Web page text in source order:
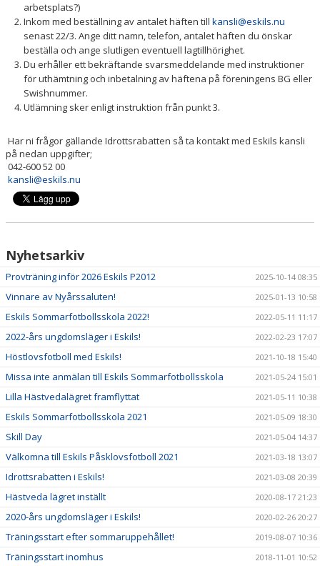
arbetsplats?)
Inkom med beställning av antalet häften till kansli@eskils.nu
senast 22/3. Ange ditt namn, telefon, antalet häften du önskar
beställa och ange slutligen eventuell lagtillhörighet.
Du erhåller ett bekräftande svarsmeddelande med instruktioner
för uthämtning och inbetalning av häftena på föreningens BG eller
Swishnummer.
Utlämning sker enligt instruktion från punkt 3.
Har ni frågor gällande Idrottsrabatten så ta kontakt med Eskils kansli
på nedan uppgifter;
042-600 52 00
kansli@eskils.nu
Nyhetsarkiv
Provträning inför 2026 Eskils P2012 2025-10-14 08:35
Vinnare av Nyårssaluten! 2025-01-13 10:58
Eskils Sommarfotbollsskola 2022! 2022-05-11 11:17
2022-års ungdomsläger i Eskils! 2022-02-23 17:07
Höstlovsfotboll med Eskils! 2021-10-18 15:40
Missa inte anmälan till Eskils Sommarfotbollsskola 2021-05-24 15:01
Lilla Hästvedalägret framflyttat 2021-05-11 10:38
Eskils Sommarfotbollsskola 2021 2021-05-09 18:30
Skill Day 2021-05-04 14:37
Välkomna till Eskils Påsklovsfotboll 2021 2021-03-18 13:07
Idrottsrabatten i Eskils! 2021-03-08 20:39
Hästveda lägret inställt 2020-08-17 21:23
2020-års ungdomsläger i Eskils! 2020-02-26 20:27
Träningsstart efter sommaruppehållet! 2019-08-07 10:36
Träningsstart inomhus 2018-11-01 10:52